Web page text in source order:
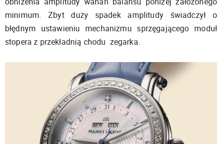
minimum. Zbyt duży spadek amplitudy świadczył o
błędnym ustawieniu mechanizmu sprzęgającego moduł
stopera z przekładnią chodu zegarka.